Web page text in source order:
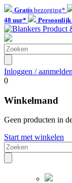
Gratis bezorging*
48 uur*
Persoonlijk
Inloggen / aanmelden
0
Winkelmand
Geen producten in
Start met winkelen